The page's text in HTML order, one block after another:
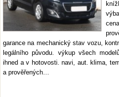
garance na mechanický stav vozu,
legálního původu. výkup všech
ihned a v hotovosti. navi, aut. klima,
a prověřených…